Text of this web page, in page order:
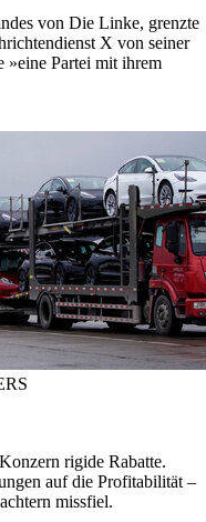
von Die Linke, grenzte
X von seiner
»eine Partei mit ihrem
rigide Rabatte.
auf die Profitabilität –
missfiel.